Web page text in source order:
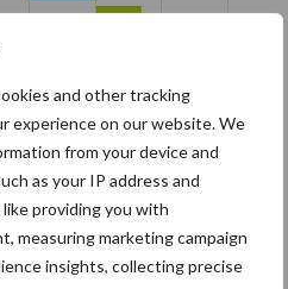
and other tracking
experience on our website. We
from your device and
as your IP address and
providing you with
measuring marketing campaign
insights, collecting precise